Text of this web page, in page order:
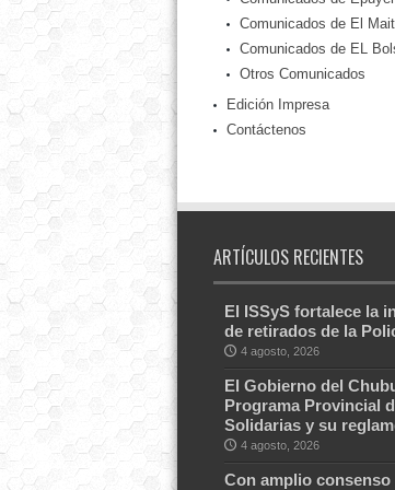
Comunicados de El
Comunicados de EL
Otros Comunicados
Edición Impresa
Contáctenos
ARTÍCULOS RECIENTES
El ISSyS fortalece la
de retirados de la
4 agosto, 2026
El Gobierno del
Programa Provincial
Solidarias y su
4 agosto, 2026
Con amplio